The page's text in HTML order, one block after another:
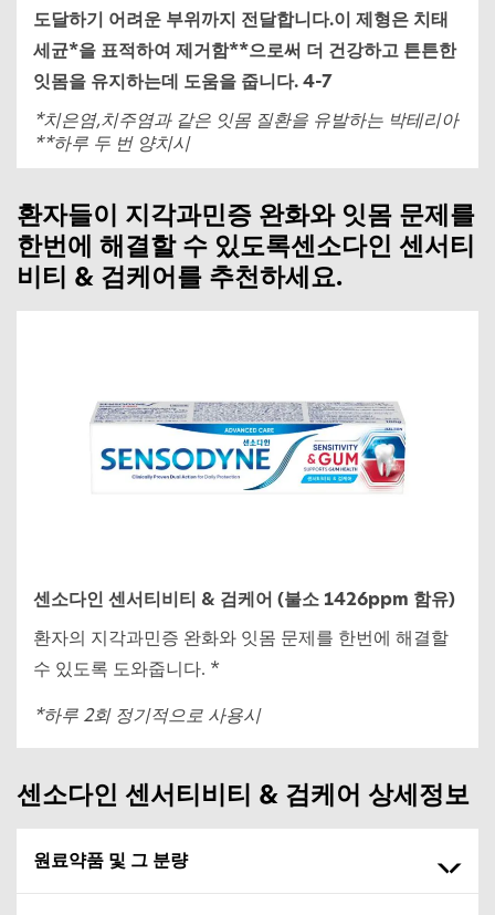
도달하기 어려운 부위까지 전달합니다.이 제형은 치태
세균*을 표적하여 제거함**으로써 더 건강하고 튼튼한
잇몸을 유지하는데 도움을 줍니다. 4-7
*치은염,치주염과 같은 잇몸 질환을 유발하는 박테리아
**하루 두 번 양치시
환자들이 지각과민증 완화와 잇몸 문제를
한번에 해결할 수 있도록센소다인 센서티
비티 & 검케어를 추천하세요.
센소다인 센서티비티 & 검케어 (불소 1426ppm 함유)
환자의 지각과민증 완화와 잇몸 문제를 한번에 해결할
수 있도록 도와줍니다. *
*하루 2회 정기적으로 사용시
센소다인 센서티비티 & 검케어 상세정보
원료약품 및 그 분량